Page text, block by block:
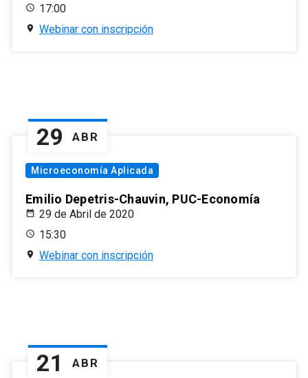
17:00
Webinar con inscripción
29 ABR
Microeconomía Aplicada
Emilio Depetris-Chauvin, PUC-Economía
29 de Abril de 2020
15:30
Webinar con inscripción
21 ABR